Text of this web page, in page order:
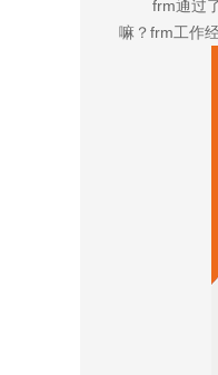
frm通过
嘛？frm工作